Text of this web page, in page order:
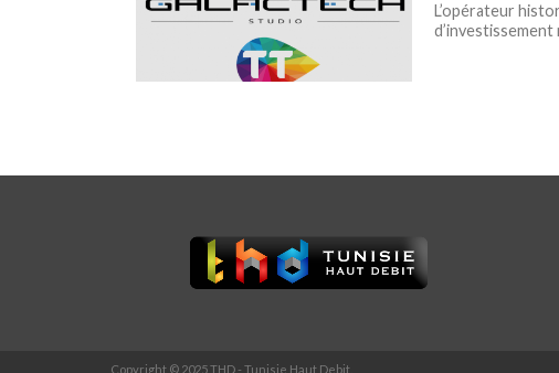
L’opérateur
Copyright © 2025 THD - Tunisie Haut Debit.